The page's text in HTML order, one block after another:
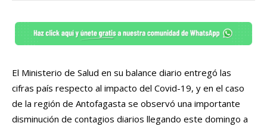
El Ministerio de Salud en su balance diario entregó las
cifras país respecto al impacto del Covid-19, y en el caso
de la región de Antofagasta se observó una importante
disminución de contagios diarios llegando este domingo a